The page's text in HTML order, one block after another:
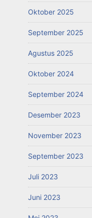
Oktober 2025
September 2025
Agustus 2025
Oktober 2024
September 2024
Desember 2023
November 2023
September 2023
Juli 2023
Juni 2023